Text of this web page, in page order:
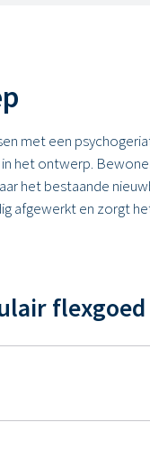
met een
het ontwerp.
het bestaande
afgewerkt en zorgt
flexgoed